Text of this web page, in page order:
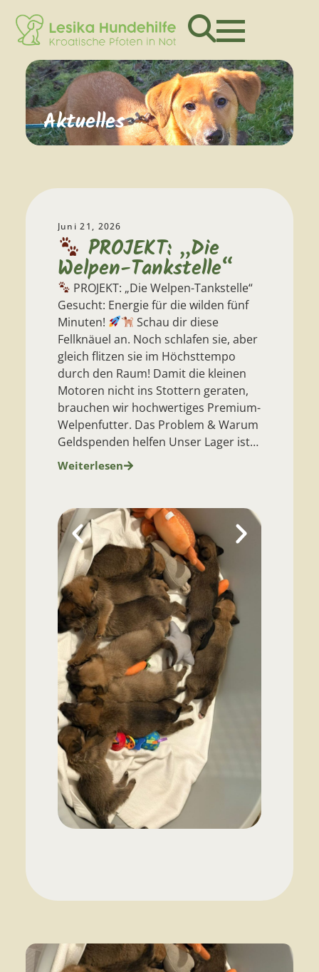
Aktuelles
Juni 21, 2026
PROJEKT: „Die
Welpen-Tankstelle“
PROJEKT: „Die Welpen-Tankstelle“
Gesucht: Energie für die wilden fünf
Minuten!
Schau dir diese
Fellknäuel an. Noch schlafen sie, aber
gleich flitzen sie im Höchsttempo
durch den Raum! Damit die kleinen
Motoren nicht ins Stottern geraten,
brauchen wir hochwertiges Premium-
Welpenfutter. Das Problem & Warum
Geldspenden helfen Unser Lager ist…
Weiterlesen